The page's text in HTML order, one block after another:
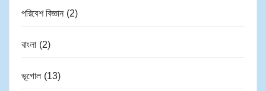
পরিবেশ বিজ্ঞান (2)
বাংলা (2)
ভূগোল (13)